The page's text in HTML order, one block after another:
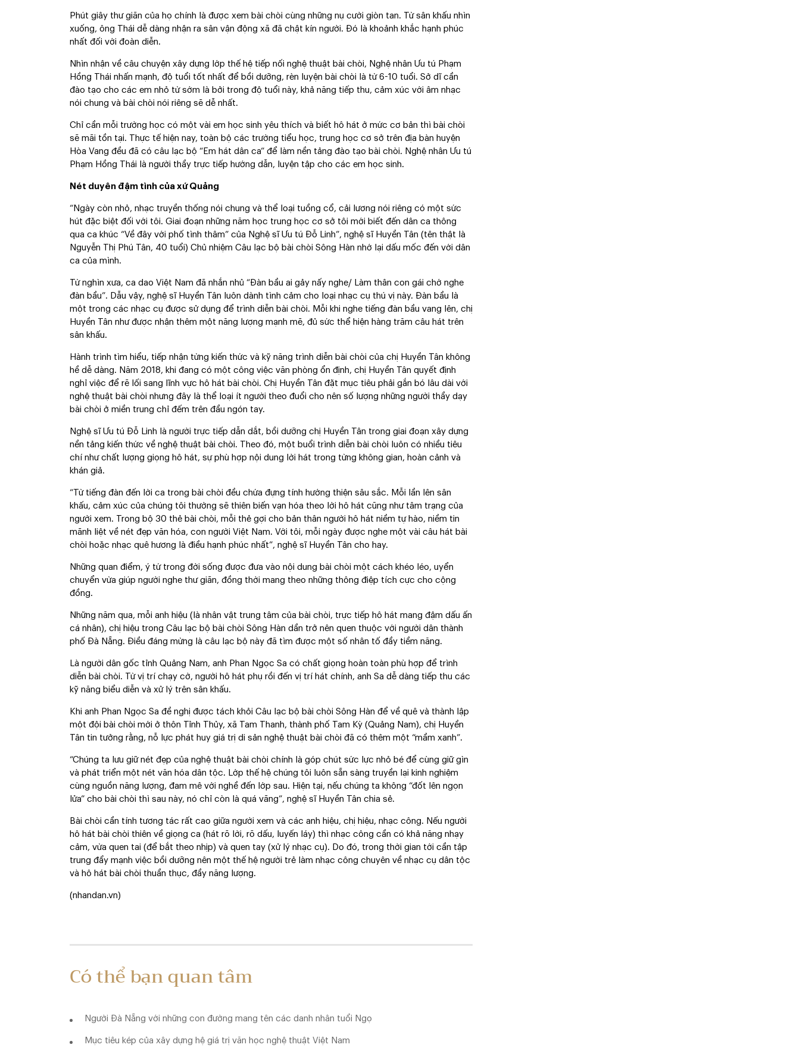
Phút giây thư giãn của họ chính là được xem bài chòi cùng những nụ cười giòn tan. Từ sân khấu nhìn
xuống, ông Thái dễ dàng nhận ra sân vận động xã đã chật kín người. Ðó là khoảnh khắc hạnh phúc
nhất đối với đoàn diễn.
Nhìn nhận về câu chuyện xây dựng lớp thế hệ tiếp nối nghệ thuật bài chòi, Nghệ nhân Ưu tú Phạm
Hồng Thái nhấn mạnh, độ tuổi tốt nhất để bồi dưỡng, rèn luyện bài chòi là từ 6-10 tuổi. Sở dĩ cần
đào tạo cho các em nhỏ từ sớm là bởi trong độ tuổi này, khả năng tiếp thu, cảm xúc với âm nhạc
nói chung và bài chòi nói riêng sẽ dễ nhất.
Chỉ cần mỗi trường học có một vài em học sinh yêu thích và biết hô hát ở mức cơ bản thì bài chòi
sẽ mãi tồn tại. Thực tế hiện nay, toàn bộ các trường tiểu học, trung học cơ sở trên địa bàn huyện
Hòa Vang đều đã có câu lạc bộ “Em hát dân ca” để làm nền tảng đào tạo bài chòi. Nghệ nhân Ưu tú
Phạm Hồng Thái là người thầy trực tiếp hướng dẫn, luyện tập cho các em học sinh.
Nét duyên đậm tình của xứ Quảng
“Ngày còn nhỏ, nhạc truyền thống nói chung và thể loại tuồng cổ, cải lương nói riêng có một sức
hút đặc biệt đối với tôi. Giai đoạn những năm học trung học cơ sở tôi mới biết đến dân ca thông
qua ca khúc “Về đây với phố tình thâm” của Nghệ sĩ Ưu tú Ðỗ Linh”, nghệ sĩ Huyền Tân (tên thật là
Nguyễn Thị Phú Tân, 40 tuổi) Chủ nhiệm Câu lạc bộ bài chòi Sông Hàn nhớ lại dấu mốc đến với dân
ca của mình.
Từ nghìn xưa, ca dao Việt Nam đã nhắn nhủ “Ðàn bầu ai gảy nấy nghe/ Làm thân con gái chớ nghe
đàn bầu”. Dẫu vậy, nghệ sĩ Huyền Tân luôn dành tình cảm cho loại nhạc cụ thú vị này. Ðàn bầu là
một trong các nhạc cụ được sử dụng để trình diễn bài chòi. Mỗi khi nghe tiếng đàn bầu vang lên, chị
Huyền Tân như được nhận thêm một năng lượng mạnh mẽ, đủ sức thể hiện hàng trăm câu hát trên
sân khấu.
Hành trình tìm hiểu, tiếp nhận từng kiến thức và kỹ năng trình diễn bài chòi của chị Huyền Tân không
hề dễ dàng. Năm 2018, khi đang có một công việc văn phòng ổn định, chị Huyền Tân quyết định
nghỉ việc để rẽ lối sang lĩnh vực hô hát bài chòi. Chị Huyền Tân đặt mục tiêu phải gắn bó lâu dài với
nghệ thuật bài chòi nhưng đây là thể loại ít người theo đuổi cho nên số lượng những người thầy dạy
bài chòi ở miền trung chỉ đếm trên đầu ngón tay.
Nghệ sĩ Ưu tú Ðỗ Linh là người trực tiếp dẫn dắt, bồi dưỡng chị Huyền Tân trong giai đoạn xây dựng
nền tảng kiến thức về nghệ thuật bài chòi. Theo đó, một buổi trình diễn bài chòi luôn có nhiều tiêu
chí như chất lượng giọng hô hát, sự phù hợp nội dung lời hát trong từng không gian, hoàn cảnh và
khán giả.
“Từ tiếng đàn đến lời ca trong bài chòi đều chứa đựng tính hướng thiện sâu sắc. Mỗi lần lên sân
khấu, cảm xúc của chúng tôi thường sẽ thiên biến vạn hóa theo lời hô hát cũng như tâm trạng của
người xem. Trong bộ 30 thẻ bài chòi, mỗi thẻ gợi cho bản thân người hô hát niềm tự hào, niềm tin
mãnh liệt về nét đẹp văn hóa, con người Việt Nam. Với tôi, mỗi ngày được nghe một vài câu hát bài
chòi hoặc nhạc quê hương là điều hạnh phúc nhất”, nghệ sĩ Huyền Tân cho hay.
Những quan điểm, ý tứ trong đời sống được đưa vào nội dung bài chòi một cách khéo léo, uyển
chuyển vừa giúp người nghe thư giãn, đồng thời mang theo những thông điệp tích cực cho cộng
đồng.
Những năm qua, mỗi anh hiệu (là nhân vật trung tâm của bài chòi, trực tiếp hô hát mang đậm dấu ấn
cá nhân), chị hiệu trong Câu lạc bộ bài chòi Sông Hàn dần trở nên quen thuộc với người dân thành
phố Ðà Nẵng. Ðiều đáng mừng là câu lạc bộ này đã tìm được một số nhân tố đầy tiềm năng.
Là người dân gốc tỉnh Quảng Nam, anh Phan Ngọc Sa có chất giọng hoàn toàn phù hợp để trình
diễn bài chòi. Từ vị trí chạy cờ, người hô hát phụ rồi đến vị trí hát chính, anh Sa dễ dàng tiếp thu các
kỹ năng biểu diễn và xử lý trên sân khấu.
Khi anh Phan Ngọc Sa đề nghị được tách khỏi Câu lạc bộ bài chòi Sông Hàn để về quê và thành lập
một đội bài chòi mới ở thôn Tỉnh Thủy, xã Tam Thanh, thành phố Tam Kỳ (Quảng Nam), chị Huyền
Tân tin tưởng rằng, nỗ lực phát huy giá trị di sản nghệ thuật bài chòi đã có thêm một “mầm xanh”.
“Chúng ta lưu giữ nét đẹp của nghệ thuật bài chòi chính là góp chút sức lực nhỏ bé để cùng giữ gìn
và phát triển một nét văn hóa dân tộc. Lớp thế hệ chúng tôi luôn sẵn sàng truyền lại kinh nghiệm
cùng nguồn năng lượng, đam mê với nghề đến lớp sau. Hiện tại, nếu chúng ta không “đốt lên ngọn
lửa” cho bài chòi thì sau này, nó chỉ còn là quá vãng”, nghệ sĩ Huyền Tân chia sẻ.
Bài chòi cần tính tương tác rất cao giữa người xem và các anh hiệu, chị hiệu, nhạc công. Nếu người
hô hát bài chòi thiên về giọng ca (hát rõ lời, rõ dấu, luyến láy) thì nhạc công cần có khả năng nhạy
cảm, vừa quen tai (để bắt theo nhịp) và quen tay (xử lý nhạc cụ). Do đó, trong thời gian tới cần tập
trung đẩy mạnh việc bồi dưỡng nên một thế hệ người trẻ làm nhạc công chuyên về nhạc cụ dân tộc
và hô hát bài chòi thuần thục, đầy năng lượng.
(nhandan.vn)
Có thể bạn quan tâm
Người Đà Nẵng với những con đường mang tên các danh nhân tuổi Ngọ
Mục tiêu kép của xây dựng hệ giá trị văn học nghệ thuật Việt Nam